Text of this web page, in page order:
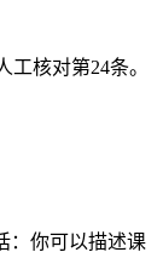
核对第24条。
：你可以描述课